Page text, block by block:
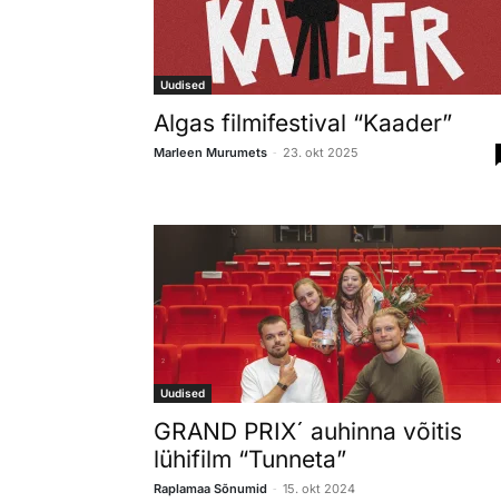
Uudised
Algas filmifestival “Kaader”
Marleen Murumets - 23. okt 2025
Uudised
GRAND PRIX´ auhinna võitis
lühifilm “Tunneta”
Raplamaa Sõnumid - 15. okt 2024